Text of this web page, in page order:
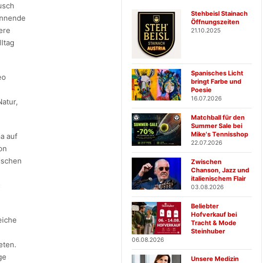
auf
Stehbeisl Stainach
Öffnungszeiten
21.10.2025
Spanisches Licht
bringt Farbe und
Poesie
16.07.2026
Matchball für den
Summer Sale bei
Mike's Tennisshop
22.07.2026
Zwischen
Chanson, Jazz und
italienischem Flair
03.08.2026
Beliebter
Hofverkauf bei
Tracht & Mode
Steinhuber
06.08.2026
Unsere Medizin